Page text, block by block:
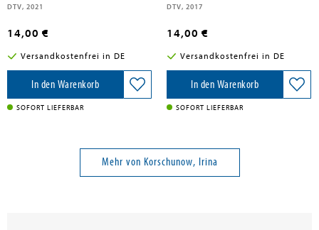
DTV, 2021
14,00 €
Versandkostenfrei in DE
In den Warenkorb
SOFORT LIEFERBAR
DTV, 2017
14,00 €
Versandkostenfrei in DE
In den Warenkorb
SOFORT LIEFERBAR
Mehr von Korschunow, Irina